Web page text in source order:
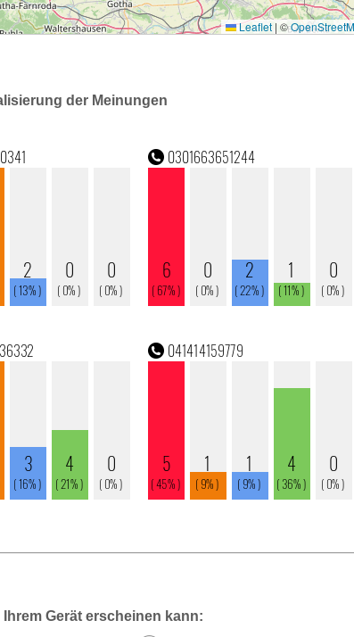
der Meinungen
Gerät erscheinen kann: